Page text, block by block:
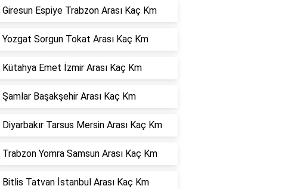
Giresun Espiye Trabzon Arası Kaç Km
Yozgat Sorgun Tokat Arası Kaç Km
Kütahya Emet İzmir Arası Kaç Km
Şamlar Başakşehir Arası Kaç Km
Diyarbakır Tarsus Mersin Arası Kaç Km
Trabzon Yomra Samsun Arası Kaç Km
Bitlis Tatvan İstanbul Arası Kaç Km